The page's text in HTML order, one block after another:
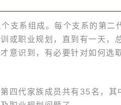
支系组成。每个支系的第二
或职业规划，直到有一天
意识到，有必要针对如何
四代家族成员共有35名，